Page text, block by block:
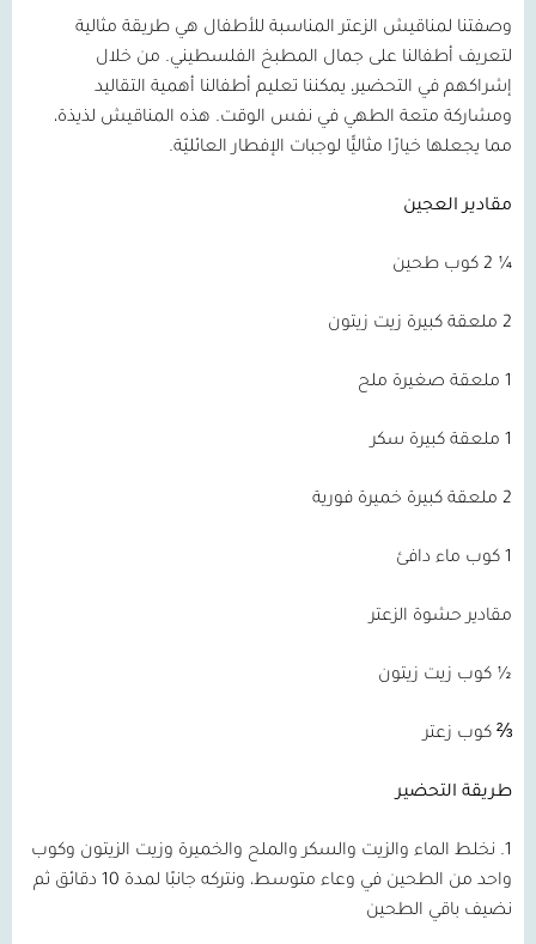
وصفتنا لمناقيش الزعتر المناسبة للأطفال هي طريقة مثالية
لتعريف أطفالنا على جمال المطبخ الفلسطيني. من خلال
إشراكهم في التحضير، يمكننا تعليم أطفالنا أهمية التقاليد
ومشاركة متعة الطهي في نفس الوقت. هذه المناقيش لذيذة،
مما يجعلها خيارًا مثاليًّا لوجبات الإفطار العائليّة.
مقادير العجين
¼ 2 كوب طحين
2 ملعقة كبيرة زيت زيتون
1 ملعقة صغيرة ملح
1 ملعقة كبيرة سكر
2 ملعقة كبيرة خميرة فورية
1 كوب ماء دافئ
مقادير حشوة الزعتر
½ كوب زيت زيتون
⅔ كوب زعتر
طريقة التحضير
1. نخلط الماء والزيت والسكر والملح والخميرة وزيت الزيتون وكوب
واحد من الطحين في وعاء متوسط، ونتركه جانبًا لمدة 10 دقائق ثم
نضيف باقي الطحين